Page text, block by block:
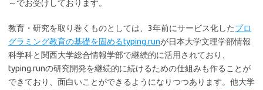
～でお受けしております。
教育・研究を取り巻くものとしては、3年前にサービス化したプロ
グラミング教育の基礎を固めるtyping.runが日本大学文理学部情報
科学科と関西大学総合情報学部で継続的に活用されており、
typing.runの研究開発を継続的に続けるための仕組みも作ることが
できており、面白いことができるようになりつつあります。他大学